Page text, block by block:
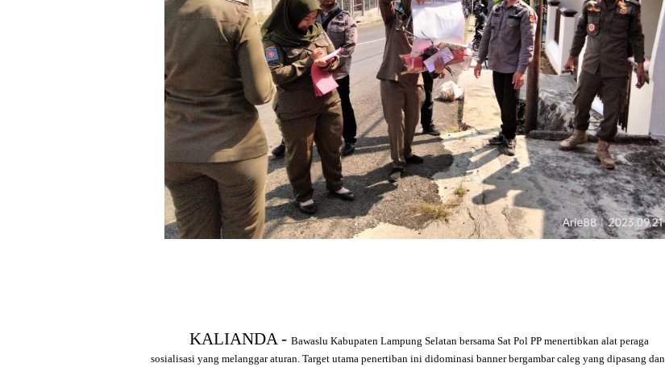
KALIANDA - Bawaslu Kabupaten Lampung Selatan bersama Sat Pol PP menertibkan alat peraga
sosialisasi yang melanggar aturan. Target utama penertiban ini didominasi banner bergambar caleg yang dipasang dan